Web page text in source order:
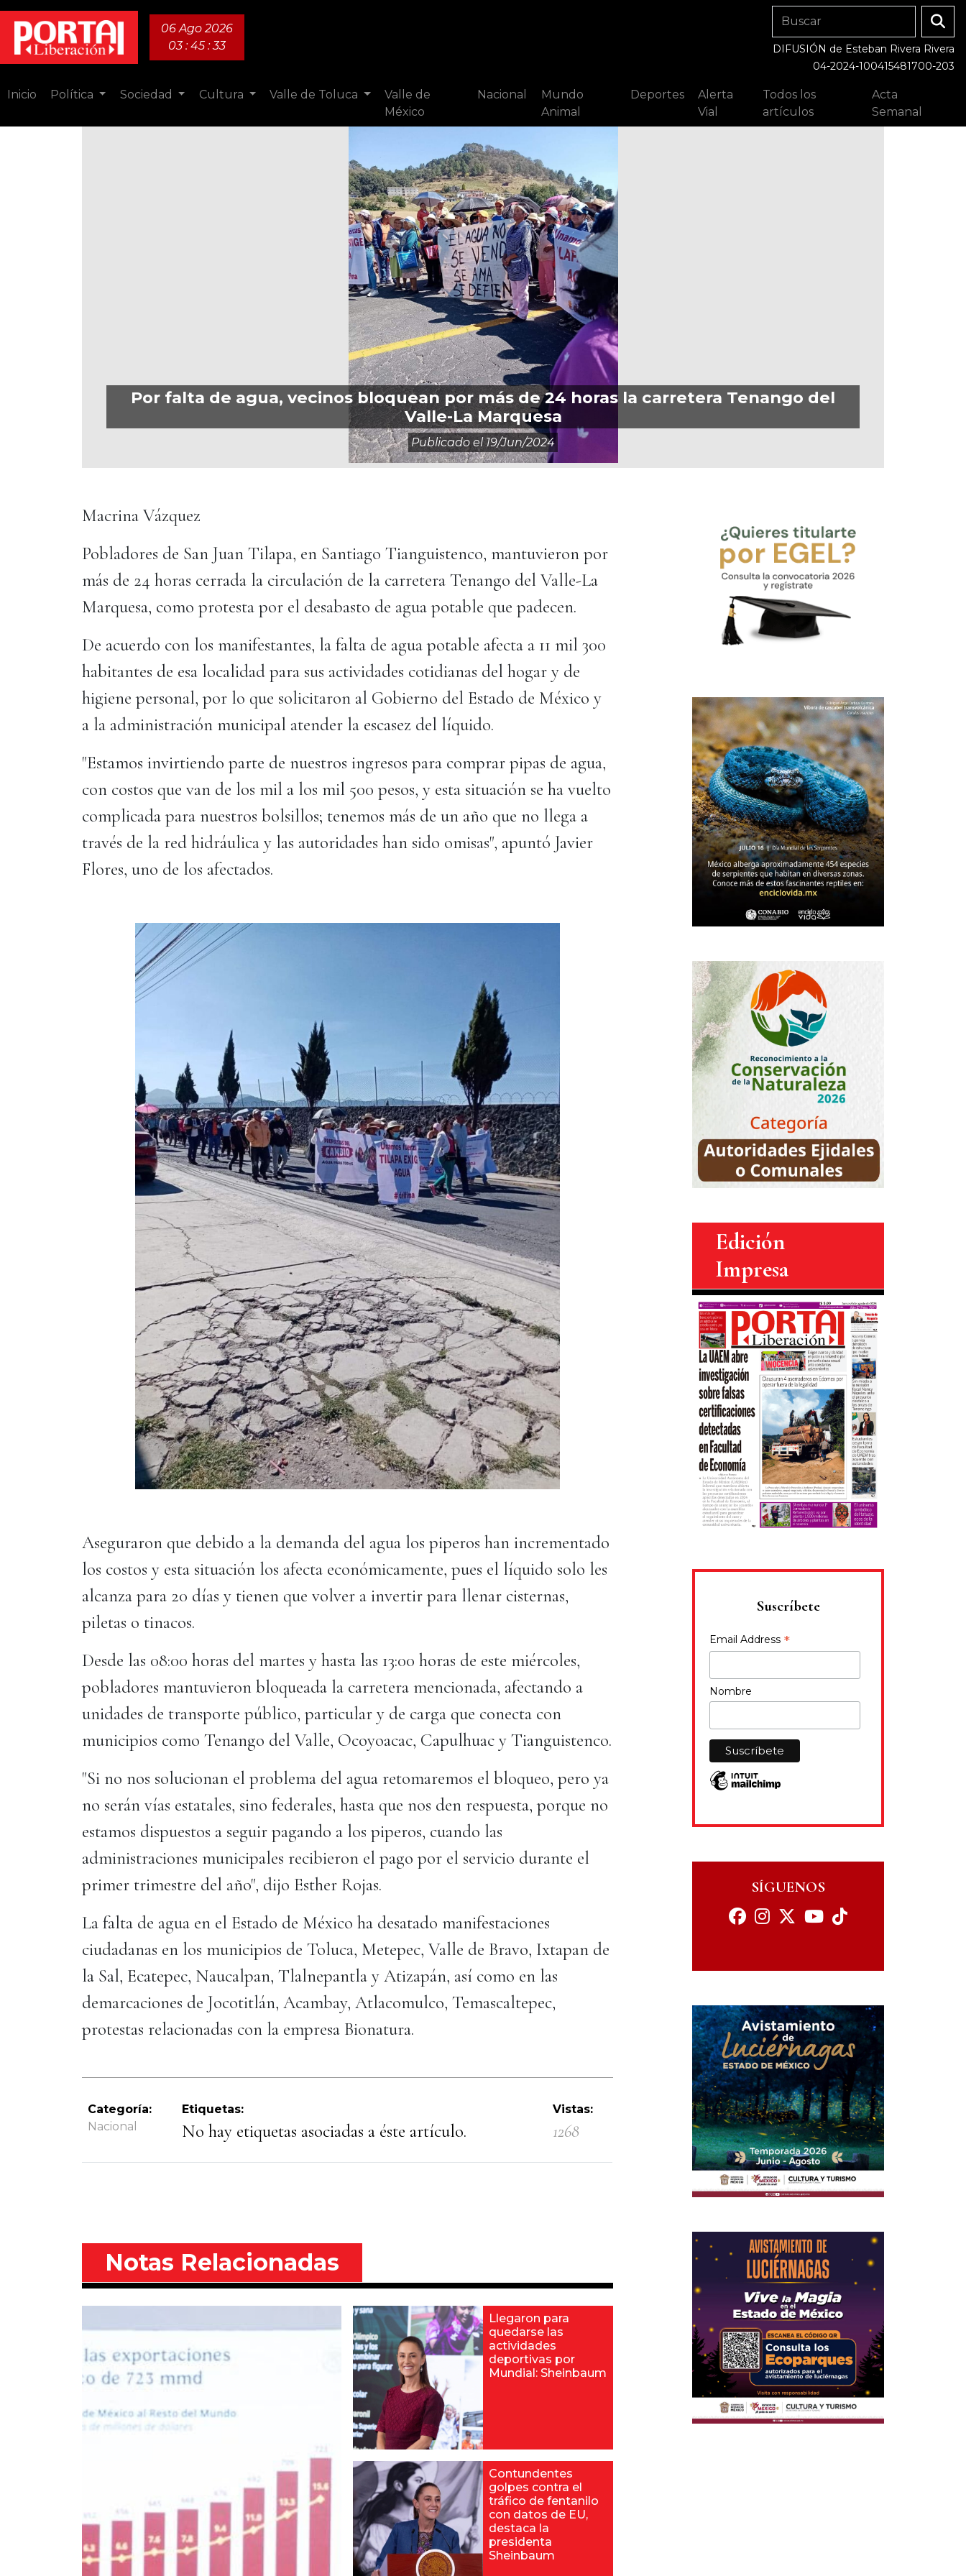
06 Ago 2026
03 : 45 : 34
DIFUSIÓN de Esteban Rivera Rivera
04-2024-100415481700-203
Inicio Política Sociedad Cultura Valle de Toluca
Valle de
México
Nacional
Mundo
Animal
Deportes
Alerta
Vial
Todos los
artículos
Acta
Semanal
Por falta de agua, vecinos bloquean por más de 24 horas la carretera Tenango del
Valle-La Marquesa
Publicado el19/jun/2024
Macrina Vázquez
Pobladores de San Juan Tilapa, en Santiago Tianguistenco, mantuvieron por
más de 24 horas cerrada la circulación de la carretera Tenango del Valle-La
Marquesa, como protesta por el desabasto de agua potable que padecen.
De acuerdo con los manifestantes, la falta de agua potable afecta a 11 mil 300
habitantes de esa localidad para sus actividades cotidianas del hogar y de
higiene personal, por lo que solicitaron al Gobierno del Estado de México y
a la administración municipal atender la escasez del líquido.
"Estamos invirtiendo parte de nuestros ingresos para comprar pipas de agua,
con costos que van de los mil a los mil 500 pesos, y esta situación se ha vuelto
complicada para nuestros bolsillos; tenemos más de un año que no llega a
través de la red hidráulica y las autoridades han sido omisas", apuntó Javier
Flores, uno de los afectados.
Aseguraron que debido a la demanda del agua los piperos han incrementado
los costos y esta situación los afecta económicamente, pues el líquido solo les
alcanza para 20 días y tienen que volver a invertir para llenar cisternas,
piletas o tinacos.
Desde las 08:00 horas del martes y hasta las 13:00 horas de este miércoles,
pobladores mantuvieron bloqueada la carretera mencionada, afectando a
unidades de transporte público, particular y de carga que conecta con
municipios como Tenango del Valle, Ocoyoacac, Capulhuac y Tianguistenco.
"Si no nos solucionan el problema del agua retomaremos el bloqueo, pero ya
no serán vías estatales, sino federales, hasta que nos den respuesta, porque no
estamos dispuestos a seguir pagando a los piperos, cuando las
administraciones municipales recibieron el pago por el servicio durante el
primer trimestre del año", dijo Esther Rojas.
La falta de agua en el Estado de México ha desatado manifestaciones
ciudadanas en los municipios de Toluca, Metepec, Valle de Bravo, Ixtapan de
la Sal, Ecatepec, Naucalpan, Tlalnepantla y Atizapán, así como en las
demarcaciones de Jocotitlán, Acambay, Atlacomulco, Temascaltepec,
protestas relacionadas con la empresa Bionatura.
Categoría:
Nacional
Etiquetas:
No hay etiquetas asociadas a éste artículo.
Vistas:
1268
Notas Relacionadas
Llegaron para
quedarse las
actividades
deportivas por
Mundial: Sheinbaum
Contundentes
golpes contra el
tráfico de fentanilo
con datos de EU,
destaca la
presidenta
Sheinbaum
Edición
Impresa
Suscríbete
Email Address *
Nombre
SÍGUENOS